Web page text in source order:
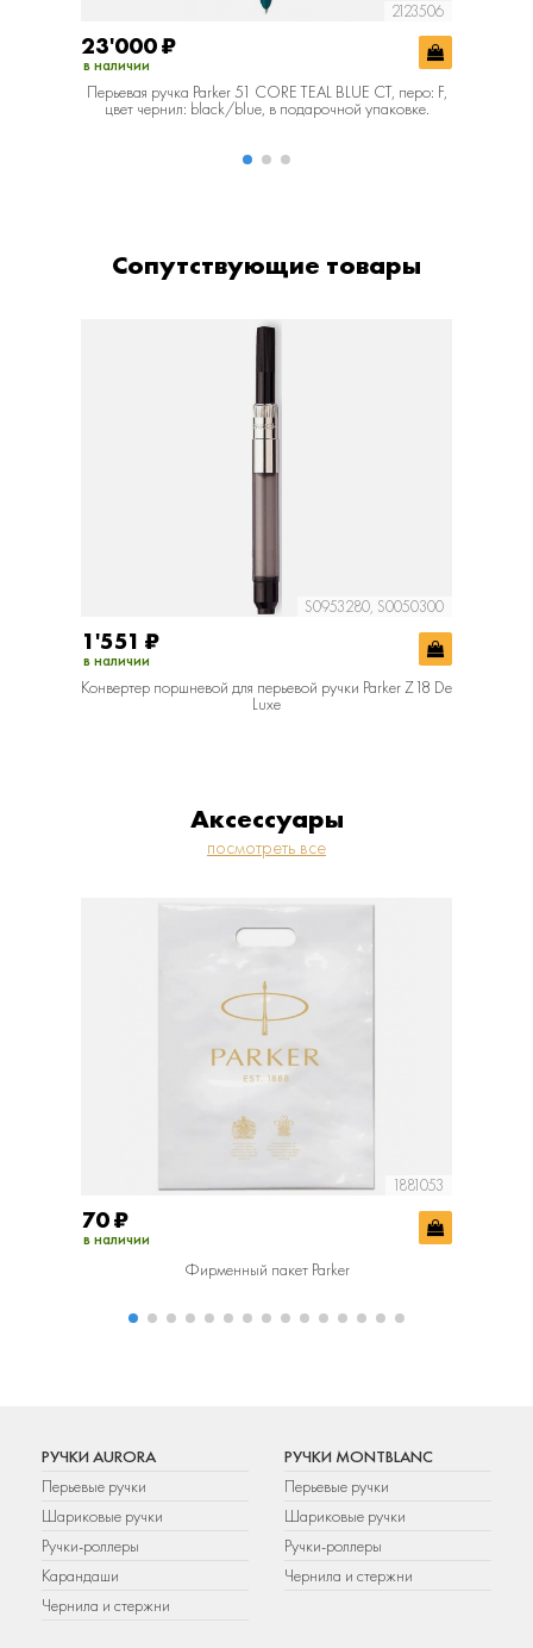
2123506
23'000₽
в наличии
Перьевая ручка Parker 51 CORE TEAL BLUE CT, перо: F,
цвет чернил: black/blue, в подарочной упаковке.
Сопутствующие товары
S0953280, S0050300
1'551 ₽
в наличии
Конвертер поршневой для перьевой ручки Parker Z18 De
Luxe
Аксессуары
посмотреть все
1881053
70₽
в наличии
Фирменный пакет Parker
РУЧКИ AURORA
Перьевые ручки
Шариковые ручки
Ручки-роллеры
Карандаши
Чернила и стержни
РУЧКИ MONTBLANC
Перьевые ручки
Шариковые ручки
Ручки-роллеры
Чернила и стержни